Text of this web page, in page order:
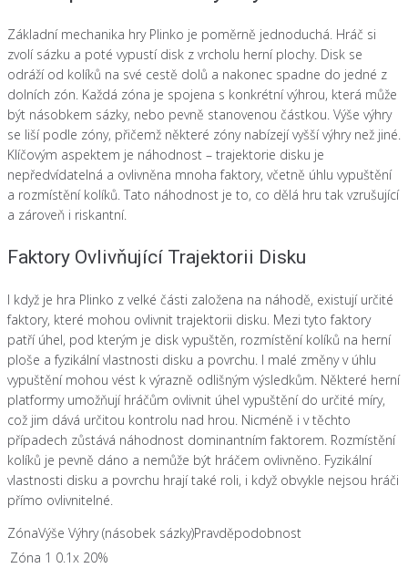
Základní mechanika hry Plinko je poměrně jednoduchá. Hráč si
zvolí sázku a poté vypustí disk z vrcholu herní plochy. Disk se
odráží od kolíků na své cestě dolů a nakonec spadne do jedné z
dolních zón. Každá zóna je spojena s konkrétní výhrou, která může
být násobkem sázky, nebo pevně stanovenou částkou. Výše výhry
se liší podle zóny, přičemž některé zóny nabízejí vyšší výhry než jiné.
Klíčovým aspektem je náhodnost – trajektorie disku je
nepředvídatelná a ovlivněna mnoha faktory, včetně úhlu vypuštění
a rozmístění kolíků. Tato náhodnost je to, co dělá hru tak vzrušující
a zároveň i riskantní.
Faktory Ovlivňující Trajektorii Disku
I když je hra Plinko z velké části založena na náhodě, existují určité
faktory, které mohou ovlivnit trajektorii disku. Mezi tyto faktory
patří úhel, pod kterým je disk vypuštěn, rozmístění kolíků na herní
ploše a fyzikální vlastnosti disku a povrchu. I malé změny v úhlu
vypuštění mohou vést k výrazně odlišným výsledkům. Některé herní
platformy umožňují hráčům ovlivnit úhel vypuštění do určité míry,
což jim dává určitou kontrolu nad hrou. Nicméně i v těchto
případech zůstává náhodnost dominantním faktorem. Rozmístění
kolíků je pevně dáno a nemůže být hráčem ovlivněno. Fyzikální
vlastnosti disku a povrchu hrají také roli, i když obvykle nejsou hráči
přímo ovlivnitelné.
ZónaVýše Výhry (násobek sázky)Pravděpodobnost
Zóna 1 0.1x 20%